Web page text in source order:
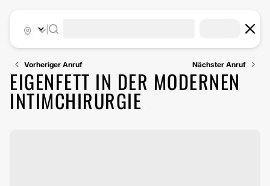
Vorheriger Anruf Nächster Anruf
EIGENFETT IN DER MODERNEN
INTIMCHIRURGIE